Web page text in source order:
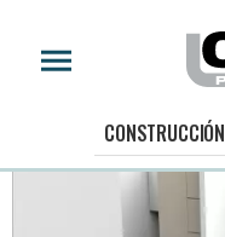
CONSTRUCCIÓN